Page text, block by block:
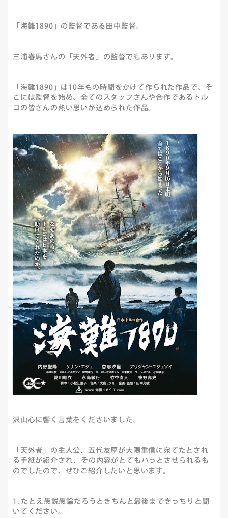
「海難1890」の監督である田中監督。
三浦春馬さんの「天外者」の監督でもあります。
「海難1890」は10年もの時間をかけて作られた作品で、そ
こには監督を始め、全てのスタッフさんや合作であるトル
コの皆さんの熱い思いが込められた作品。
沢山心に響く言葉をくださいました。
「天外者」の主人公、五代友厚が大隈重信に宛てたとされ
る手紙が紹介され、その内容がとてもハっとさせられるも
のでしたので、ぜひご紹介したいと思います。
1. たとえ愚説愚論だろうときちんと最後まできっちりと聞
いてください。